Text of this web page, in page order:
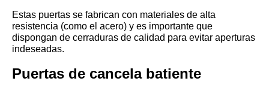
Estas puertas se fabrican con materiales de alta
resistencia (como el acero) y es importante que
dispongan de cerraduras de calidad para evitar aperturas
indeseadas.
Puertas de cancela batiente